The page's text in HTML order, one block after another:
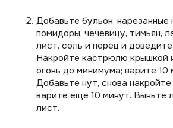
Добавьте бульон, нарезанные
помидоры, чечевицу, тимьян,
лист, соль и перец и
Накройте кастрюлю крышкой
огонь до минимума; варите 10
Добавьте нут, снова
варите еще 10 минут. Выньте
лист.